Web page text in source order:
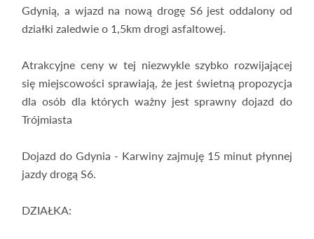
Gdynią, a wjazd na nową drogę S6 jest oddalony od
działki zaledwie o 1,5km drogi asfaltowej.
Atrakcyjne ceny w tej niezwykle szybko rozwijającej
się miejscowości sprawiają, że jest świetną propozycja
dla osób dla których ważny jest sprawny dojazd do
Trójmiasta
Dojazd do Gdynia - Karwiny zajmuję 15 minut płynnej
jazdy drogą S6.
DZIAŁKA: